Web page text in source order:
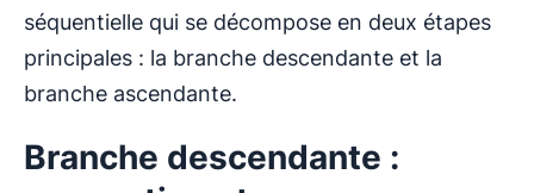
séquentielle qui se décompose en deux étapes
principales : la branche descendante et la
branche ascendante.
Branche descendante :